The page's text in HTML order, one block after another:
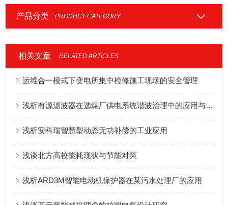
产品分类 PRODUCT CATEGORY
相关文章 RELATED ARTICLES
运维合一模式下变电所集中检修施工现场的安全管理
浅析有源滤波器在选煤厂供电系统谐波治理中的应用与选型
浅析安科瑞智慧型动态无功补偿的工业应用
浅谈北方高校能耗现状与节能对策
浅析ARD3M智能电动机保护器在某污水处理厂的应用